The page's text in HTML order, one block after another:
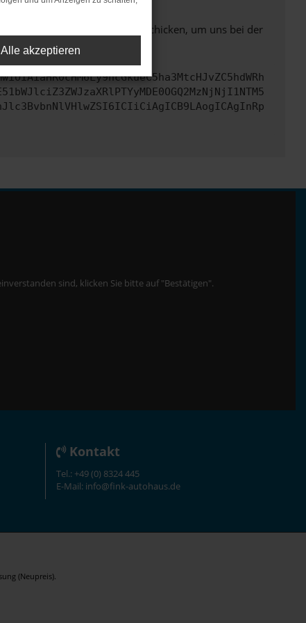
Du kannst uns diesen Text schicken, um uns bei der
sind, klicken Sie bitte auf "Bestätigen".
Kontakt
Tel.: +49 (0) 8324 445
E-Mail: info@fink-autohaus.de
(Neupreis).
Alle akzeptieren